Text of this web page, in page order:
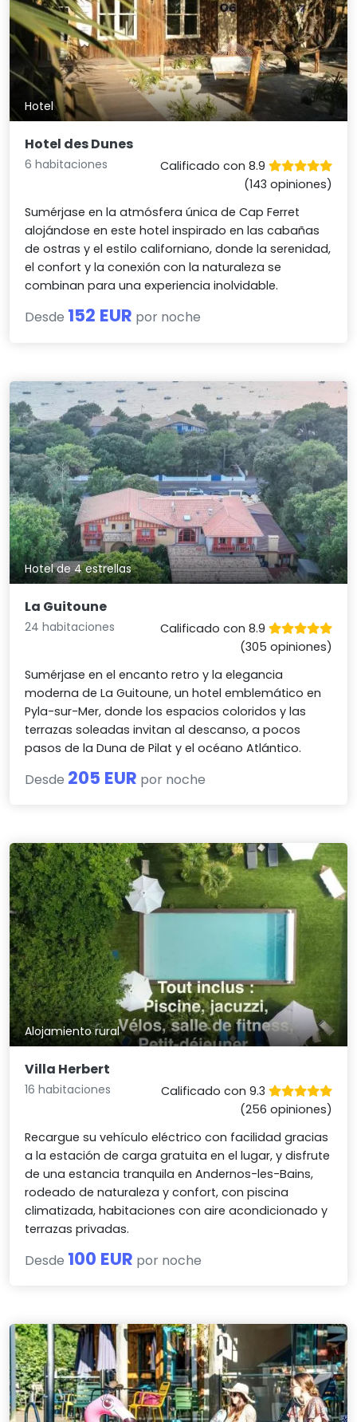
Hotel
Hotel des Dunes
6 habitaciones
Calificado con 8.9
(143 opiniones)
Sumérjase en la atmósfera única de Cap Ferret
alojándose en este hotel inspirado en las cabañas
de ostras y el estilo californiano, donde la serenidad,
el confort y la conexión con la naturaleza se
combinan para una experiencia inolvidable.
Desde 152 EUR por noche
Hotel de 4 estrellas
La Guitoune
24 habitaciones
Calificado con 8.9
(305 opiniones)
Sumérjase en el encanto retro y la elegancia
moderna de La Guitoune, un hotel emblemático en
Pyla-sur-Mer, donde los espacios coloridos y las
terrazas soleadas invitan al descanso, a pocos
pasos de la Duna de Pilat y el océano Atlántico.
Desde 205 EUR por noche
Alojamiento rural
Villa Herbert
16 habitaciones
Calificado con 9.3
(256 opiniones)
Recargue su vehículo eléctrico con facilidad gracias
a la estación de carga gratuita en el lugar, y disfrute
de una estancia tranquila en Andernos-les-Bains,
rodeado de naturaleza y confort, con piscina
climatizada, habitaciones con aire acondicionado y
terrazas privadas.
Desde 100 EUR por noche